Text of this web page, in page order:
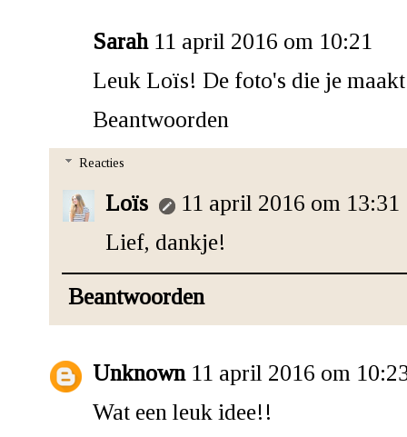
Sarah 11 april 2016 om 10:21
Leuk Loïs! De foto's die je
Beantwoorden
Reacties
Loïs
11 april 2016 om 13:31
Lief, dankje!
Beantwoorden
Unknown 11 april 2016 om
Wat een leuk idee!!